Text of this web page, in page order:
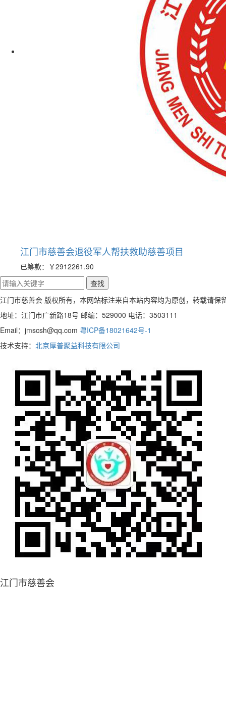
江门市慈善会退役军人帮扶救助慈善项目
已筹款： ￥2912261.90
江门市慈善会 版权所有，本网站标注来自本站内容均为原创，转载请保
地址：江门市广新路18号 邮编：529000 电话：3503111
Email：jmscsh@qq.com 粤ICP备18021642号-1
技术支持： 北京厚普聚益科技有限公司
江门市慈善会